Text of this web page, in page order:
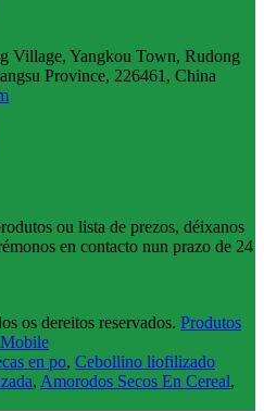
Village, Yangkou Town, Rudong
Province, 226461, China
ou lista de prezos, déixanos
en contacto nun prazo de 24
os dereitos reservados. Produtos
en po, Cebollino liofilizado
, Amorodos Secos En Cereal,